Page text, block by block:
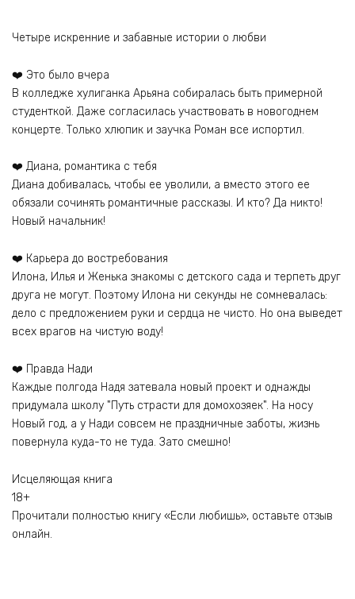
Четыре искренние и забавные истории о любви
❤️ Это было вчера
В колледже хулиганка Арьяна собиралась быть примерной
студенткой. Даже согласилась участвовать в новогоднем
концерте. Только хлюпик и заучка Роман все испортил.
❤️ Диана, романтика с тебя
Диана добивалась, чтобы ее уволили, а вместо этого ее
обязали сочинять романтичные рассказы. И кто? Да никто!
Новый начальник!
❤️ Карьера до востребования
Илона, Илья и Женька знакомы с детского сада и терпеть друг
друга не могут. Поэтому Илона ни секунды не сомневалась:
дело с предложением руки и сердца не чисто. Но она выведет
всех врагов на чистую воду!
❤️ Правда Нади
Каждые полгода Надя затевала новый проект и однажды
придумала школу "Путь страсти для домохозяек". На носу
Новый год, а у Нади совсем не праздничные заботы, жизнь
повернула куда-то не туда. Зато смешно!
Исцеляющая книга
18+
Прочитали полностью книгу «Если любишь», оставьте отзыв
онлайн.